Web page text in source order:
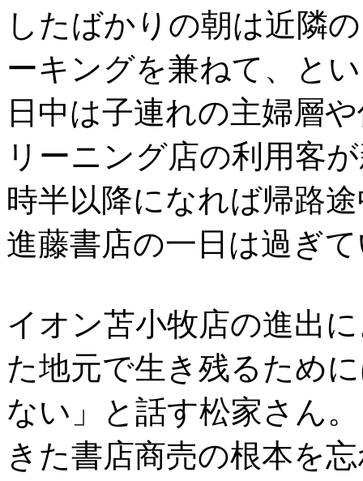
したばかりの朝は近隣
ーキングを兼ねて、と
日中は子連れの主婦層
リーニング店の利用客
時半以降になれば帰路
進藤書店の一日は過ぎ
イオン苫小牧店の進出
た地元で生き残るため
ない」と話す松家さん
きた書店商売の根本を